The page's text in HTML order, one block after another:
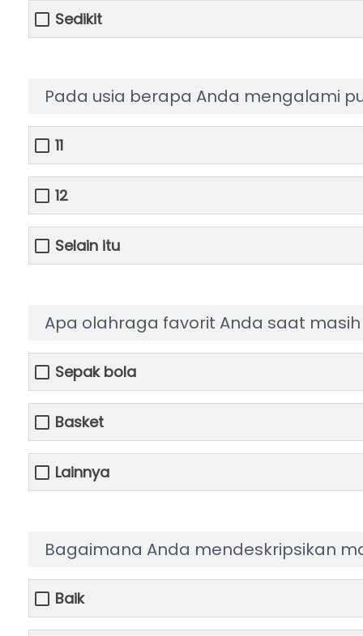
Sedikit
Pada usia berapa Anda mengalami
11
12
Selain itu
Apa olahraga favorit Anda saat masih
Sepak bola
Basket
Lainnya
Bagaimana Anda mendeskripsikan
Baik